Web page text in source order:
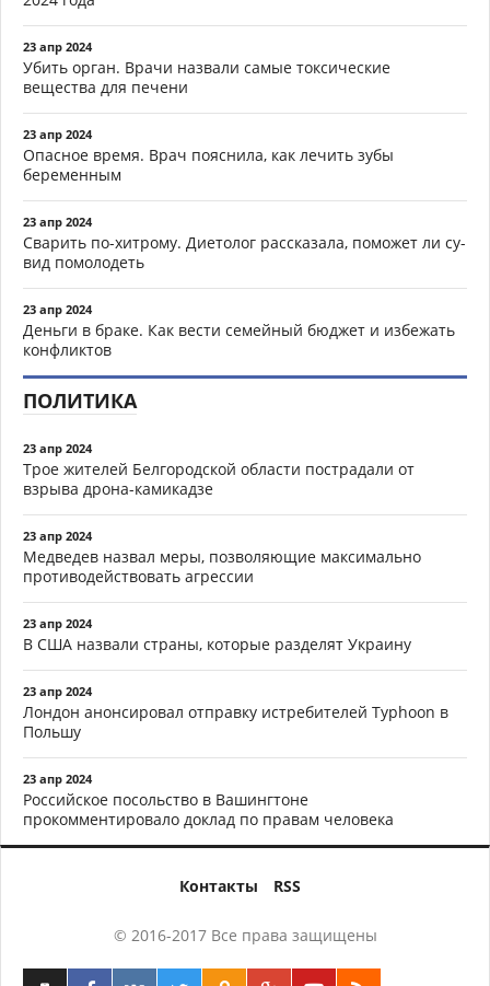
23 апр 2024
Убить орган. Врачи назвали самые токсические
вещества для печени
23 апр 2024
Опасное время. Врач пояснила, как лечить зубы
беременным
23 апр 2024
Сварить по-хитрому. Диетолог рассказала, поможет ли су-
вид помолодеть
23 апр 2024
Деньги в браке. Как вести семейный бюджет и избежать
конфликтов
ПОЛИТИКА
23 апр 2024
Трое жителей Белгородской области пострадали от
взрыва дрона-камикадзе
23 апр 2024
Медведев назвал меры, позволяющие максимально
противодействовать агрессии
23 апр 2024
В США назвали страны, которые разделят Украину
23 апр 2024
Лондон анонсировал отправку истребителей Typhoon в
Польшу
23 апр 2024
Российское посольство в Вашингтоне
прокомментировало доклад по правам человека
Контакты RSS
© 2016-2017 Все права защищены